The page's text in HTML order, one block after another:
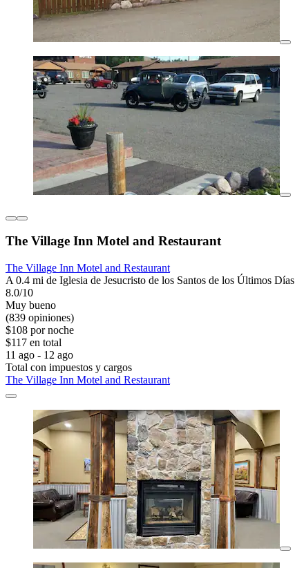
The Village Inn Motel and Restaurant
The Village Inn Motel and Restaurant
A 0.4 mi de Iglesia de Jesucristo de los Santos de los Últimos Días
8.0/10
Muy bueno
(839 opiniones)
$108 por noche
$117 en total
11 ago - 12 ago
Total con impuestos y cargos
The Village Inn Motel and Restaurant